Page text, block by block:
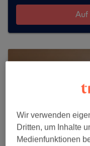
Auf
Wir verwenden
Dritten, um Inhalte
Medienfunktionen